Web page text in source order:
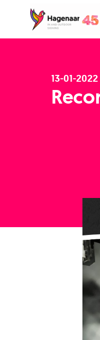
13-01-2022